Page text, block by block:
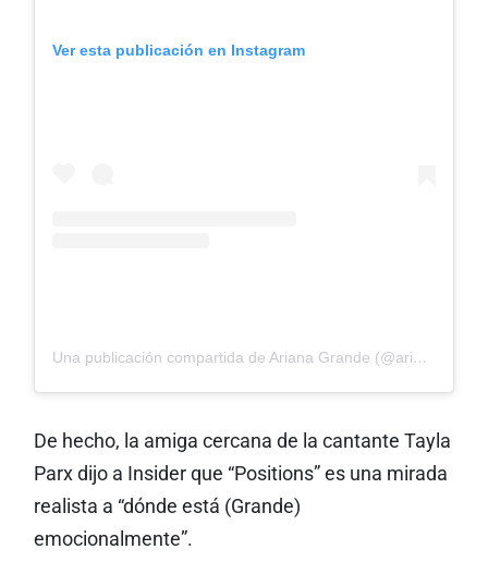
Ver esta publicación en Instagram
Una publicación compartida de Ariana Grande (@arianagrande)
De hecho, la amiga cercana de la cantante Tayla
Parx dijo a Insider que “Positions” es una mirada
realista a “dónde está (Grande)
emocionalmente”.